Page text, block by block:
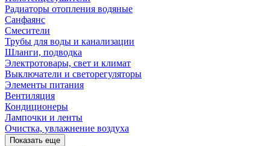
Радиаторы отопления водяные
Санфаянс
Смесители
Трубы для воды и канализации
Шланги, подводка
Электротовары, свет и климат
Выключатели и светорегуляторы
Элементы питания
Вентиляция
Кондиционеры
Лампочки и ленты
Очистка, увлажнение воздуха
Показать еще